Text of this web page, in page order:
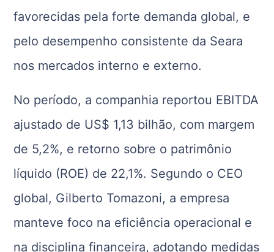
favorecidas pela forte demanda global, e
pelo desempenho consistente da Seara
nos mercados interno e externo.
No período, a companhia reportou EBITDA
ajustado de US$ 1,13 bilhão, com margem
de 5,2%, e retorno sobre o patrimônio
líquido (ROE) de 22,1%. Segundo o CEO
global, Gilberto Tomazoni, a empresa
manteve foco na eficiência operacional e
na disciplina financeira, adotando medidas